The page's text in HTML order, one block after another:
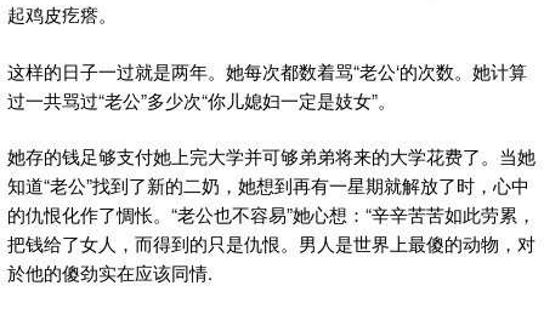
起鸡皮疙瘩。
这样的日子一过就是两年。她每次都数着骂“老公‘的次数。她计算
过一共骂过“老公”多少次“你儿媳妇一定是妓女”。
她存的钱足够支付她上完大学并可够弟弟将来的大学花费了。当她
知道“老公”找到了新的二奶，她想到再有一星期就解放了时，心中
的仇恨化作了惆怅。“老公也不容易”她心想：“辛辛苦苦如此劳累，
把钱给了女人，而得到的只是仇恨。男人是世界上最傻的动物，对
於他的傻劲实在应该同情.